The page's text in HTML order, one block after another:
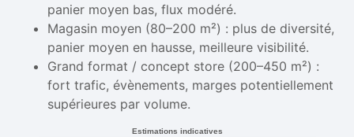
panier moyen bas, flux modéré.
Magasin moyen (80–200 m²) : plus de diversité,
panier moyen en hausse, meilleure visibilité.
Grand format / concept store (200–450 m²) :
fort trafic, évènements, marges potentiellement
supérieures par volume.
Estimations indicatives